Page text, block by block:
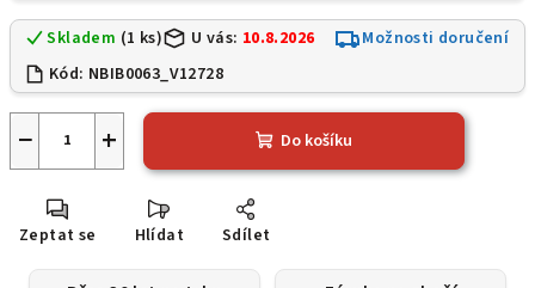
Skladem (1 ks) U vás: 10.8.2026
Možnosti doručení
Kód: NBIB0063_V12728
+
− Do košíku
Zeptat se Hlídat Sdílet